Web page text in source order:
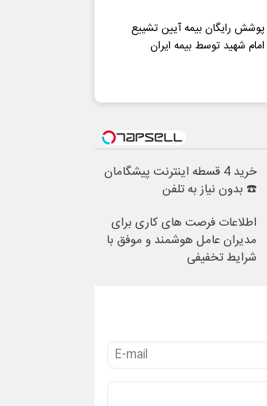
پوشش رایگان بیمه‌ آیین تشییع
امام شهید توسط بیمه ایران
خرید 4 قسطه اینترنت پیشگامان
☎️ بدون نیاز به تلفن
اطلاعات فرصت های کاری برای
مدیران عامل هوشمند و موفق با
شرایط تخفیفی